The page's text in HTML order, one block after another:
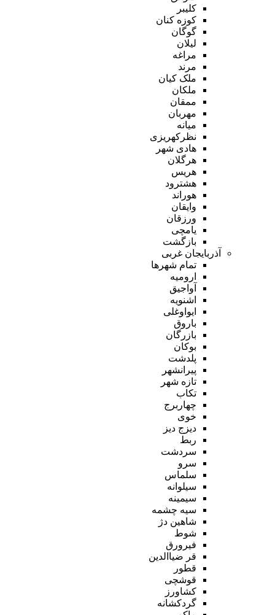
کلیبر
کوزه کنان
گوگان
لیلان
مراغه
مرند
ملک کیان
ملکان
ممقان
مهربان
میانه
نظرکهریزی
هادی شهر
هرگلان
هریس
هشترود
هوراند
وایقان
ورزقان
یامچی
بازگشت
آذربایجان غربی
تمام شهر‌ها
ارومیه
آواجیق
اشنویه
ایواوغلی
باروق
بازرگان
بوکان
پلدشت
پیرانشهر
تازه شهر
تکاب
چهاربرج
خوی
دیزج دیز
ربط
سردشت
سرو
سلماس
سیلوانه
سیمینه
سیه چشمه
شاهین دژ
شوط
فیرورق
قر ضیاالدین
قطور
قوشچی
کشاورز
گردکشانه